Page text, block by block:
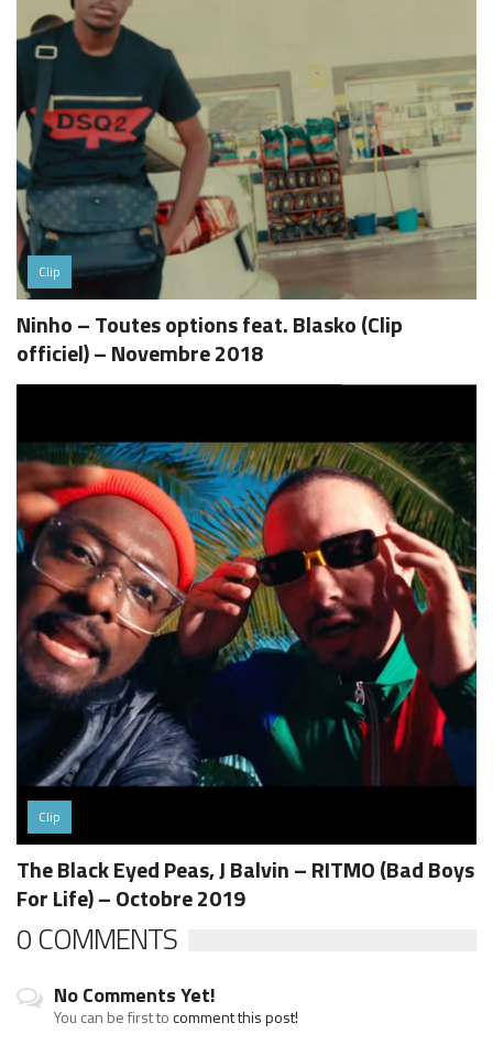
Clip
Ninho – Toutes options feat. Blasko (Clip
officiel) – Novembre 2018
Clip
The Black Eyed Peas, J Balvin – RITMO (Bad Boys
For Life) – Octobre 2019
0 COMMENTS
No Comments Yet!
You can be first tocomment this post!